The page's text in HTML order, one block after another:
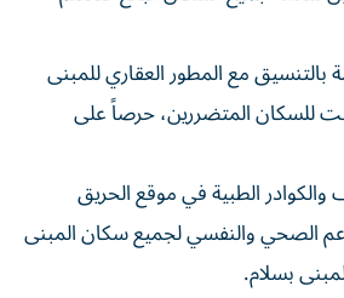
مع المطور العقاري للمبنى
للسكان المتضررين، حرصاً على
الطبية في موقع الحريق
الصحي والنفسي لجميع سكان المبنى
بسلام.